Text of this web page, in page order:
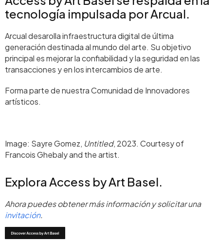
tecnología impulsada por Arcual.
Arcual desarolla infraestructura digital de última
generación destinada al mundo del arte. Su objetivo
principal es mejorar la confiabilidad y la seguridad en las
transacciones y en los intercambios de arte.
Forma parte de nuestra Comunidad de Innovadores
artísticos.
Image: Sayre Gomez, Untitled, 2023. Courtesy of
Francois Ghebaly and the artist.
Explora Access by Art Basel.
Ahora puedes obtener más información y solicitar una
invitación.